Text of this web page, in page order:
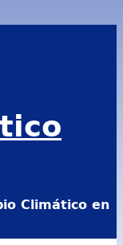
Climático en